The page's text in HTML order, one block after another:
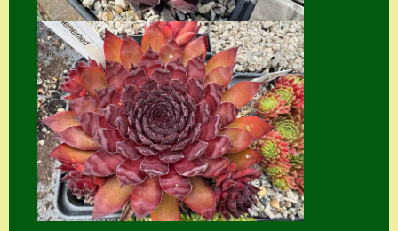
Mein Konto
Naturformen
S. x nixonii
Semps die ich
suche
Semps von A – Z
Shop